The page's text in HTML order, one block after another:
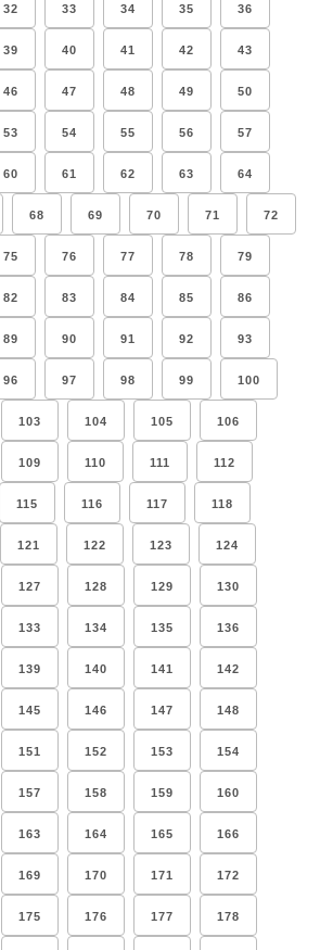
32 33 34 35 36
39 40 41 42 43
46 47 48 49 50
53 54 55 56 57
60 61 62 63 64
68 69 70 71 72
75 76 77 78 79
82 83 84 85 86
89 90 91 92 93
96 97 98 99 100
103 104 105 106
109 110 111 112
115 116 117 118
121 122 123 124
127 128 129 130
133 134 135 136
139 140 141 142
145 146 147 148
151 152 153 154
157 158 159 160
163 164 165 166
169 170 171 172
175 176 177 178